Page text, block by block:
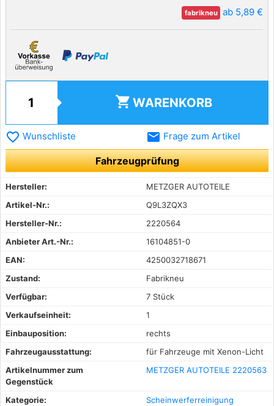
fabrikneu ab 5,89 €
shopping_cart WARENKORB
favorite_border Wunschliste email Frage zum Artikel
Fahrzeugprüfung
Hersteller:
METZGER AUTOTEILE
Artikel-Nr.:
Q9L3ZQX3
Hersteller-Nr.:
2220564
Anbieter Art.-Nr.:
16104851-0
EAN:
4250032718671
Zustand:
Fabrikneu
Verfügbar:
7 Stück
Verkaufseinheit:
1
Einbauposition:
rechts
Fahrzeugausstattung:
für Fahrzeuge mit Xenon-Licht
Artikelnummer zum
Gegenstück
METZGER AUTOTEILE 2220563
Kategorie: Scheinwerferreinigung